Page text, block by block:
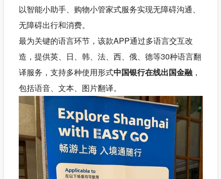
以智能小助手、购物小管家式服务实现无障碍沟通、
无障碍出行和消费。
最为关键的语言环节，该款APP通过多语言交互改
造，提供英、日、韩、法、西、俄、德等30种语言翻
译服务，支持多种使用形式中国银行在线出国金融，
包括语音、文本、图片翻译。